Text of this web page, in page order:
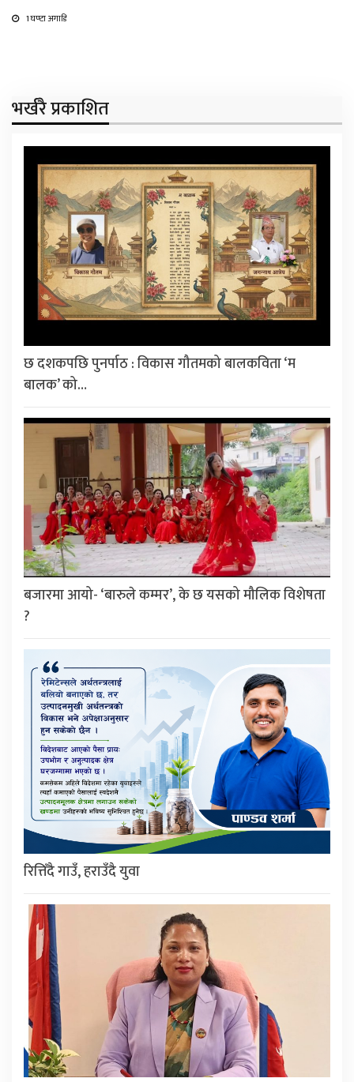
1 घण्टा अगाडि
भर्खरै प्रकाशित
छ दशकपछि पुनर्पाठ : विकास गौतमको बालकविता ‘म
बालक’ को…
बजारमा आयो- ‘बारुले कम्मर’, के छ यसको मौलिक विशेषता
?
रित्तिँदै गाउँ, हराउँदै युवा